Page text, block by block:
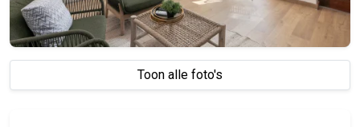
Toon alle foto's